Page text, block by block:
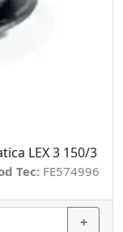
LEX 3 150/3
Tec: FE574996
+